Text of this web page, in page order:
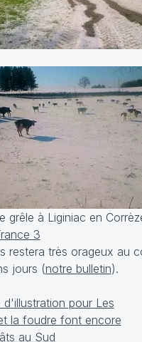
grêle à Liginiac en
3
restera très orageux au
jours (notre bulletin).